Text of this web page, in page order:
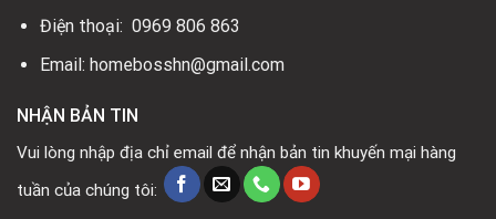
Điện thoại: 0969 806 863
Email: homebosshn@gmail.com
NHẬN BẢN TIN
Vui lòng nhập địa chỉ email để nhận bản tin khuyến mại hàng
tuần của chúng tôi: